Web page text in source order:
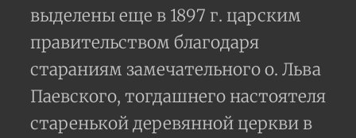
выделены еще в 1897 г. царским
правительством благодаря
стараниям замечательного о. Льва
Паевского, тогдашнего настоятеля
старенькой деревянной церкви в